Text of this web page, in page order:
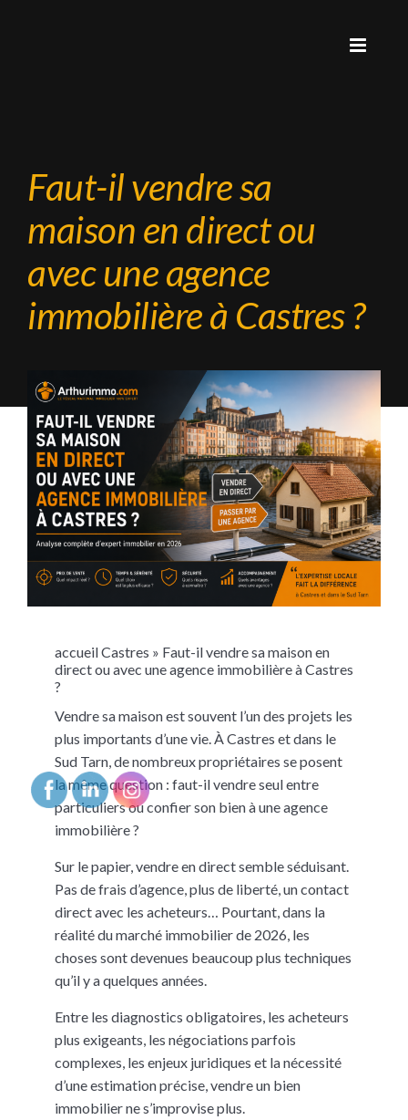
Faut-il vendre sa
maison en direct ou
avec une agence
immobilière à Castres ?
accueilCastres » Faut-il vendre sa maison en
direct ou avec une agence immobilière à Castres
?
Vendre sa maison est souvent l’un des projets les
plus importants d’une vie. À Castres et dans le
Sud Tarn, de nombreux propriétaires se posent
la même question : faut-il vendre seul entre
particuliers ou confier son bien à une agence
immobilière ?
Sur le papier, vendre en direct semble séduisant.
Pas de frais d’agence, plus de liberté, un contact
direct avec les acheteurs… Pourtant, dans la
réalité du marché immobilier de 2026, les
choses sont devenues beaucoup plus techniques
qu’il y a quelques années.
Entre les diagnostics obligatoires, les acheteurs
plus exigeants, les négociations parfois
complexes, les enjeux juridiques et la nécessité
d’une estimation précise, vendre un bien
immobilier ne s’improvise plus.